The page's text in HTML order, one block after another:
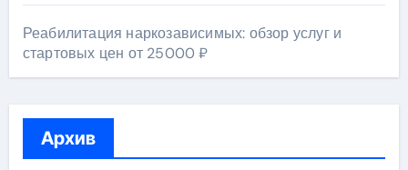
Реабилитация наркозависимых: обзор услуг и
стартовых цен от 25000 ₽
Архив